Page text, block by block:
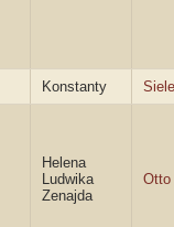
Konstanty
Helena
Ludwika
Zenajda
Otto